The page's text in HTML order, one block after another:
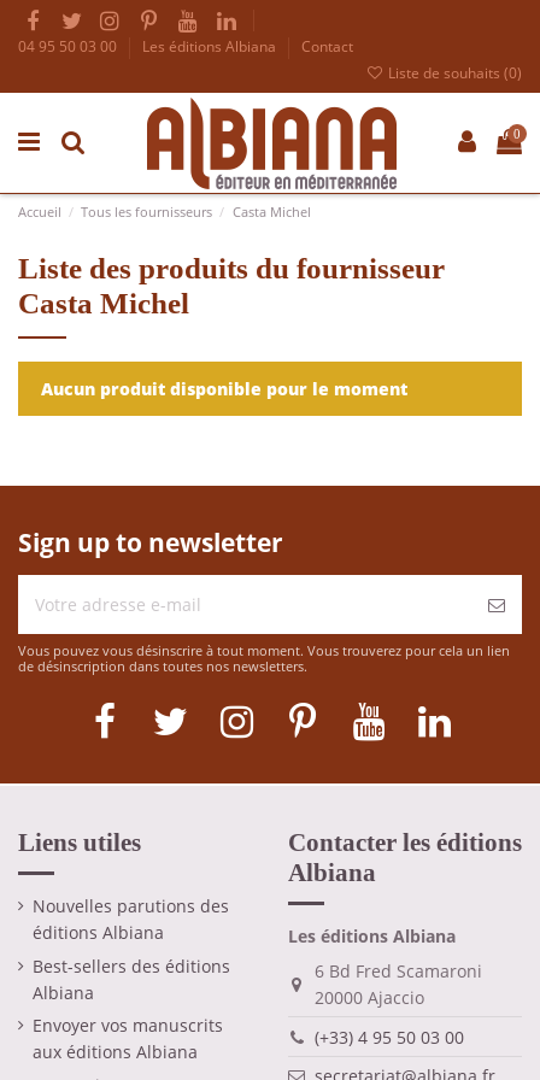
04 95 50 03 00 Les éditions Albiana
Contact
Liste de souhaits (0)
0
Accueil Tous les fournisseurs Casta Michel
Liste des produits du fournisseur
Casta Michel
Aucun produit disponible pour le moment
Sign up to newsletter
Vous pouvez vous désinscrire à tout moment. Vous trouverez pour cela un lien
de désinscription dans toutes nos newsletters.
Liens utiles
Nouvelles parutions des
éditions Albiana
Best-sellers des éditions
Albiana
Envoyer vos manuscrits
aux éditions Albiana
Contacter les éditions
Albiana
Les éditions Albiana
6 Bd Fred Scamaroni
20000 Ajaccio
(+33) 4 95 50 03 00